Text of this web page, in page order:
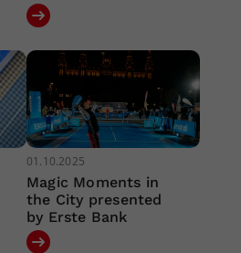
01.10.2025
Magic Moments in
the City presented
by Erste Bank